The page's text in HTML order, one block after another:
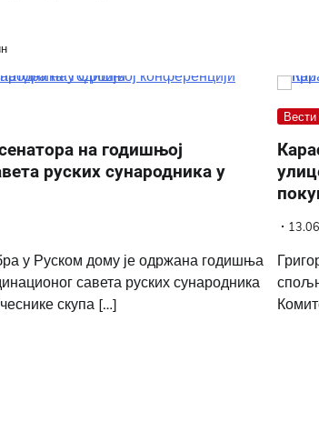
на годишњој
руских сународника у
у Руском дому је одржана годишња
савета руских сународника
скупа […]
Вести